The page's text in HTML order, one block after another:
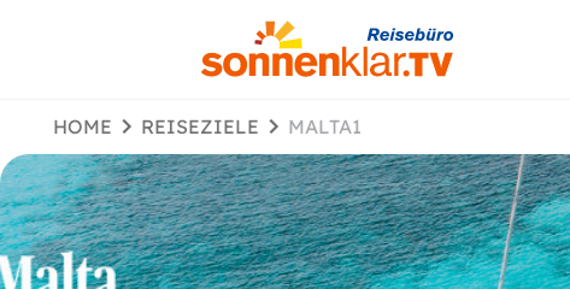
HOME REISEZIELE MALTA1